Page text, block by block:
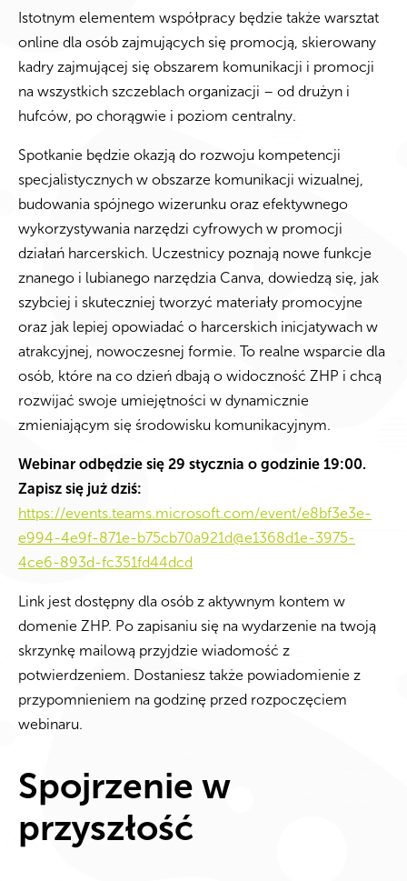
Istotnym elementem współpracy będzie także warsztat
online dla osób zajmujących się promocją, skierowany
kadry zajmującej się obszarem komunikacji i promocji
na wszystkich szczeblach organizacji – od drużyn i
hufców, po chorągwie i poziom centralny.
Spotkanie będzie okazją do rozwoju kompetencji
specjalistycznych w obszarze komunikacji wizualnej,
budowania spójnego wizerunku oraz efektywnego
wykorzystywania narzędzi cyfrowych w promocji
działań harcerskich. Uczestnicy poznają nowe funkcje
znanego i lubianego narzędzia Canva, dowiedzą się, jak
szybciej i skuteczniej tworzyć materiały promocyjne
oraz jak lepiej opowiadać o harcerskich inicjatywach w
atrakcyjnej, nowoczesnej formie. To realne wsparcie dla
osób, które na co dzień dbają o widoczność ZHP i chcą
rozwijać swoje umiejętności w dynamicznie
zmieniającym się środowisku komunikacyjnym.
Webinar odbędzie się 29 stycznia o godzinie 19:00.
Zapisz się już dziś:
https://events.teams.microsoft.com/event/e8bf3e3e-
e994-4e9f-871e-b75cb70a921d@e1368d1e-3975-
4ce6-893d-fc351fd44dcd
Link jest dostępny dla osób z aktywnym kontem w
domenie ZHP. Po zapisaniu się na wydarzenie na twoją
skrzynkę mailową przyjdzie wiadomość z
potwierdzeniem. Dostaniesz także powiadomienie z
przypomnieniem na godzinę przed rozpoczęciem
webinaru.
Spojrzenie w
przyszłość